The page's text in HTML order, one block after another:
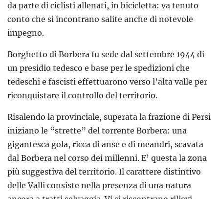
da parte di ciclisti allenati, in bicicletta: va tenuto
conto che si incontrano salite anche di notevole
impegno.
Borghetto di Borbera fu sede dal settembre 1944 di
un presidio tedesco e base per le spedizioni che
tedeschi e fascisti effettuarono verso l’alta valle per
riconquistare il controllo del territorio.
Risalendo la provinciale, superata la frazione di Persi
iniziano le “strette” del torrente Borbera: una
gigantesca gola, ricca di anse e di meandri, scavata
dal Borbera nel corso dei millenni. E’ questa la zona
più suggestiva del territorio. Il carattere distintivo
delle Valli consiste nella presenza di una natura